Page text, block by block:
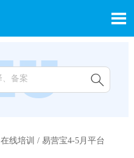


在线培训 / 易营宝4-5月平台